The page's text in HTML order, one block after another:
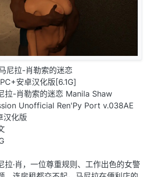
尼拉-肖勒索的迷恋
安卓汉化版[6.1G]
拉-肖勒索的迷恋 Manila Shaw
Unofficial Ren'Py Port v.038AE
汉化版
拉·肖，一位尊重规则、工作出色的女警